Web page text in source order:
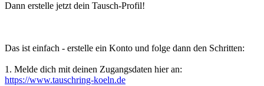
Dann erstelle jetzt dein Tausch-Profil!
Das ist einfach - erstelle ein Konto und folge dann den Schritten:
1. Melde dich mit deinen Zugangsdaten hier an:
https://www.tauschring-koeln.de